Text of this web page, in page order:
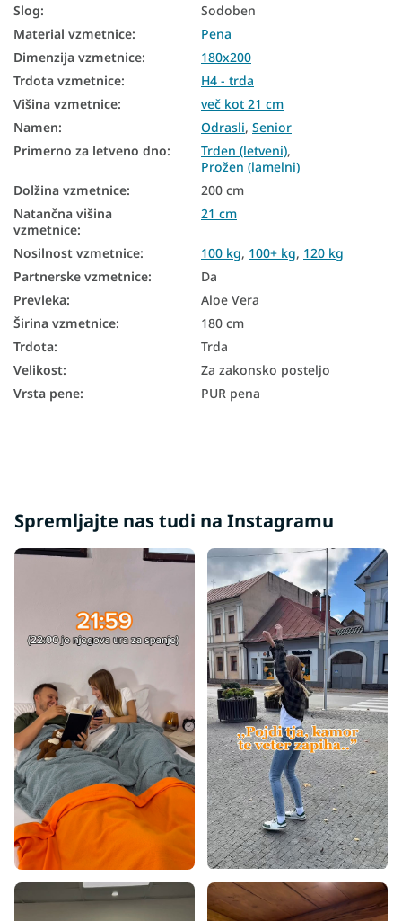
Talne vzmetnice
Najbolje prodajane vzmetnice
Vzmetnice za nastavljivo posteljno dno
Vzmetnice glede na trdoto
Trde vzmetnice
Velike vzmetnice
Antialergijske vzmetnice
Visoke vzmetnice 180×200
Vzmetnice Aloe Vera 180x200
Vzmetnice z nosilnostjo 100+ kg
Slog:
Sodoben
Material vzmetnice:
Pena
Dimenzija vzmetnice:
180x200
Trdota vzmetnice:
H4 - trda
Višina vzmetnice:
več kot 21 cm
Namen: Odrasli, Senior
Primerno za letveno dno: Trden (letveni),
Prožen (lamelni)
Dolžina vzmetnice:
200 cm
Natančna višina
vzmetnice:
21 cm
Nosilnost vzmetnice: 100 kg, 100+ kg, 120 kg
Partnerske vzmetnice:
Da
Prevleka:
Aloe Vera
Širina vzmetnice:
180 cm
Trdota:
Trda
Velikost:
Za zakonsko posteljo
Vrsta pene: PUR pena
Spremljajte nas tudi na Instagramu